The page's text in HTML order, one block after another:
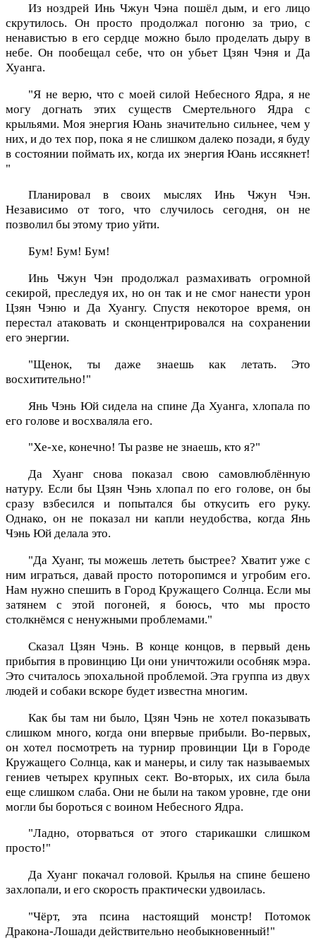
Из ноздрей Инь Чжун Чэна пошёл дым, и его лицо
скрутилось. Он просто продолжал погоню за трио, с
ненавистью в его сердце можно было проделать дыру в
небе. Он пообещал себе, что он убьет Цзян Чэня и Да
Хуанга.
"Я не верю, что с моей силой Небесного Ядра, я не
могу догнать этих существ Смертельного Ядра с
крыльями. Моя энергия Юань значительно сильнее, чем у
них, и до тех пор, пока я не слишком далеко позади, я буду
в состоянии поймать их, когда их энергия Юань иссякнет!
"
Планировал в своих мыслях Инь Чжун Чэн.
Независимо от того, что случилось сегодня, он не
позволил бы этому трио уйти.
Бум! Бум! Бум!
Инь Чжун Чэн продолжал размахивать огромной
секирой, преследуя их, но он так и не смог нанести урон
Цзян Чэню и Да Хуангу. Спустя некоторое время, он
перестал атаковать и сконцентрировался на сохранении
его энергии.
"Щенок, ты даже знаешь как летать. Это
восхитительно!"
Янь Чэнь Юй сидела на спине Да Хуанга, хлопала по
его голове и восхваляла его.
"Хе-хе, конечно! Ты разве не знаешь, кто я?"
Да Хуанг снова показал свою самовлюблённую
натуру. Если бы Цзян Чэнь хлопал по его голове, он бы
сразу взбесился и попытался бы откусить его руку.
Однако, он не показал ни капли неудобства, когда Янь
Чэнь Юй делала это.
"Да Хуанг, ты можешь лететь быстрее? Хватит уже с
ним играться, давай просто поторопимся и угробим его.
Нам нужно спешить в Город Кружащего Солнца. Если мы
затянем с этой погоней, я боюсь, что мы просто
столкнёмся с ненужными проблемами."
Сказал Цзян Чэнь. В конце концов, в первый день
прибытия в провинцию Ци они уничтожили особняк мэра.
Это считалось эпохальной проблемой. Эта группа из двух
людей и собаки вскоре будет известна многим.
Как бы там ни было, Цзян Чэнь не хотел показывать
слишком много, когда они впервые прибыли. Во-первых,
он хотел посмотреть на турнир провинции Ци в Городе
Кружащего Солнца, как и манеры, и силу так называемых
гениев четырех крупных сект. Во-вторых, их сила была
еще слишком слаба. Они не были на таком уровне, где они
могли бы бороться с воином Небесного Ядра.
"Ладно, оторваться от этого старикашки слишком
просто!"
Да Хуанг покачал головой. Крылья на спине бешено
захлопали, и его скорость практически удвоилась.
"Чёрт, эта псина настоящий монстр! Потомок
Дракона-Лошади действительно необыкновенный!"